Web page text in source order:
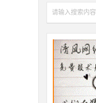
请输入搜索内容